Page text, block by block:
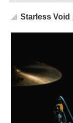
Starless Void